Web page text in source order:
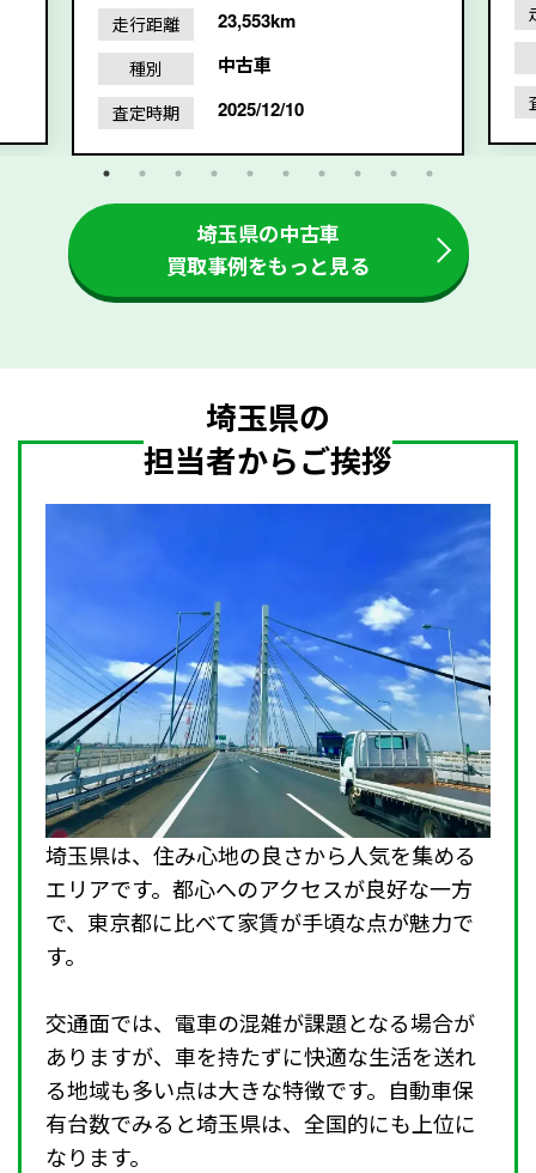
走行距離 23,553km
種別 中古車
査定時期 2025/12/10
埼玉県の中古車
買取事例をもっと見る
埼玉県の
担当者からご挨拶
埼玉県は、住み心地の良さから人気を集める
エリアです。都心へのアクセスが良好な一方
で、東京都に比べて家賃が手頃な点が魅力で
す。
交通面では、電車の混雑が課題となる場合が
ありますが、車を持たずに快適な生活を送れ
る地域も多い点は大きな特徴です。自動車保
有台数でみると埼玉県は、全国的にも上位に
なります。